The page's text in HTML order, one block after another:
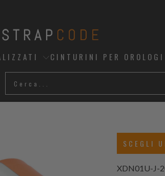
CINTURINI PER
SCEGLI
XDN01U-J-